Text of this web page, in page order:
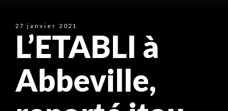
27 janvier 2021
L’ETABLI à
Abbeville,